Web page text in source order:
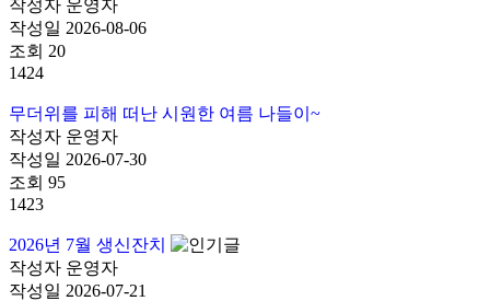
작성자 운영자
작성일 2026-08-06
조회 20
1424
무더위를 피해 떠난 시원한 여름 나들이~
작성자 운영자
작성일 2026-07-30
조회 95
1423
2026년 7월 생신잔치
작성자 운영자
작성일 2026-07-21